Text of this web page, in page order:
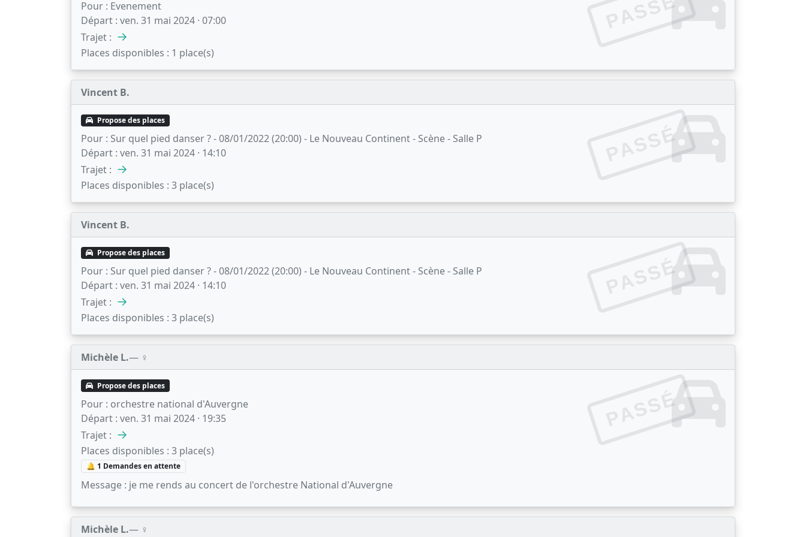
PASSÉ
Pour : Evenement
Départ : ven. 31 mai 2024 · 07:00
Trajet : →
Places disponibles : 1 place(s)
Vincent B.
PASSÉ
Propose des places
Pour : Sur quel pied danser ? - 08/01/2022 (20:00) - Le Nouveau Continent - Scène - Salle P
Départ : ven. 31 mai 2024 · 14:10
Trajet : →
Places disponibles : 3 place(s)
Vincent B.
PASSÉ
Propose des places
Pour : Sur quel pied danser ? - 08/01/2022 (20:00) - Le Nouveau Continent - Scène - Salle P
Départ : ven. 31 mai 2024 · 14:10
Trajet : →
Places disponibles : 3 place(s)
Michèle L.— ♀️
PASSÉ
Propose des places
Pour : orchestre national d'Auvergne
Départ : ven. 31 mai 2024 · 19:35
Trajet : →
Places disponibles : 3 place(s)
🔔 1 Demandes en attente
Message : je me rends au concert de l'orchestre National d'Auvergne
Michèle L.— ♀️